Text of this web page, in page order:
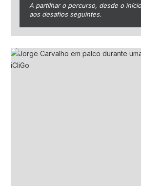
A partilhar o percurso, desde o
aos desafios seguintes.